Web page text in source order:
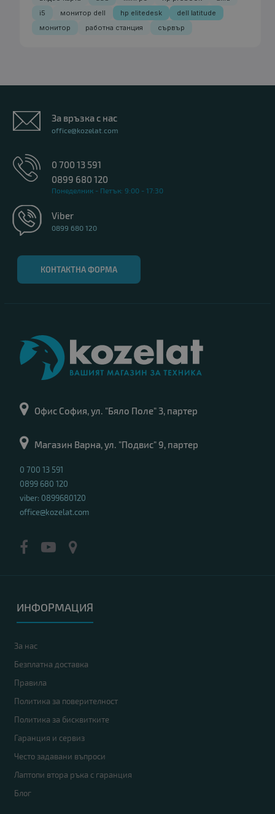
i5
монитор dell hp elitedesk
dell latitude
монитор
работна станция сървър
За връзка с нас
office@kozelat.com
0 700 13 591
0899 680 120
Понеделник - Петък: 9:00 - 17:30
Viber
0899 680 120
КОНТАКТНА ФОРМА
Офис София, ул. "Бяло Поле" 3, партер
Магазин Варна, ул. "Подвис" 9, партер
0 700 13 591
0899 680 120
viber: 0899680120
office@kozelat.com
ИНФОРМАЦИЯ
За нас
Безплатна доставка
Правила
Политика за поверителност
Политика за бисквитките
Гаранция и сервиз
Често задавани въпроси
Лаптопи втора ръка с гаранция
Блог